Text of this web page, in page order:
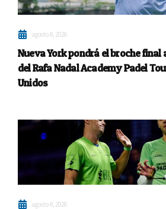
agosto 8, 2026
Nueva York pondrá el broche final
del Rafa Nadal Academy Padel
Unidos
agosto 8, 2026